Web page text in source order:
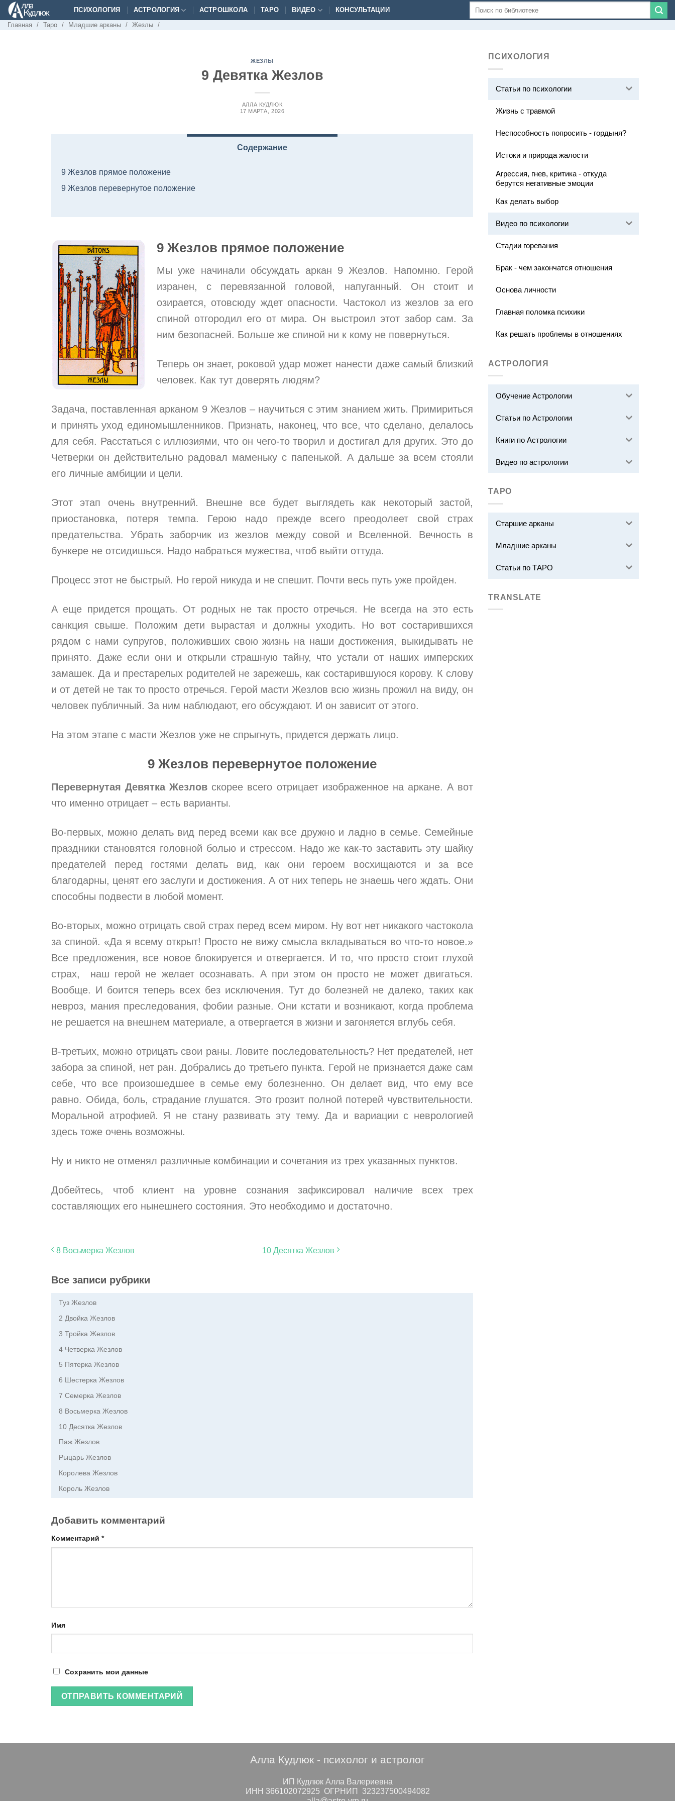
Skip
to
ПСИХОЛОГИЯ АСТРОЛОГИЯ АСТРОШКОЛА ТАРО ВИДЕО
КОНСУЛЬТАЦИИ
Главная
/ Таро / Младшие арканы / Жезлы /
ЖЕЗЛЫ
9 Девятка Жезлов
АЛЛА КУДЛЮК
17 МАРТА, 2026
Содержание
9 Жезлов прямое положение
9 Жезлов перевернутое положение
9 Жезлов прямое положение
Мы уже начинали обсуждать аркан 9 Жезлов. Напомню. Герой
изранен, с перевязанной головой, напуганный. Он стоит и
озирается, отовсюду ждет опасности. Частокол из жезлов за его
спиной отгородил его от мира. Он выстроил этот забор сам. За
ним безопасней. Больше же спиной ни к кому не повернуться.
Теперь он знает, роковой удар может нанести даже самый близкий
человек. Как тут доверять людям?
Задача, поставленная арканом 9 Жезлов – научиться с этим знанием жить. Примириться
и принять уход единомышленников. Признать, наконец, что все, что сделано, делалось
для себя. Расстаться с иллюзиями, что он чего-то творил и достигал для других. Это до
Четверки он действительно радовал маменьку с папенькой. А дальше за всем стояли
его личные амбиции и цели.
Этот этап очень внутренний. Внешне все будет выглядеть как некоторый застой,
приостановка, потеря темпа. Герою надо прежде всего преодолеет свой страх
предательства. Убрать заборчик из жезлов между совой и Вселенной. Вечность в
бункере не отсидишься. Надо набраться мужества, чтоб выйти оттуда.
Процесс этот не быстрый. Но герой никуда и не спешит. Почти весь путь уже пройден.
А еще придется прощать. От родных не так просто отречься. Не всегда на это есть
санкция свыше. Положим дети вырастая и должны уходить. Но вот состарившихся
рядом с нами супругов, положивших свою жизнь на наши достижения, выкидывать не
принято. Даже если они и открыли страшную тайну, что устали от наших имперских
замашек. Да и престарелых родителей не зарежешь, как состарившуюся корову. К слову
и от детей не так то просто отречься. Герой масти Жезлов всю жизнь прожил на виду, он
человек публичный. За ним наблюдают, его обсуждают. И он зависит от этого.
На этом этапе с масти Жезлов уже не спрыгнуть, придется держать лицо.
9 Жезлов перевернутое положение
Перевернутая Девятка Жезлов скорее всего отрицает изображенное на аркане. А вот
что именно отрицает – есть варианты.
Во-первых, можно делать вид перед всеми как все дружно и ладно в семье. Семейные
праздники становятся головной болью и стрессом. Надо же как-то заставить эту шайку
предателей перед гостями делать вид, как они героем восхищаются и за все
благодарны, ценят его заслуги и достижения. А от них теперь не знаешь чего ждать. Они
способны подвести в любой момент.
Во-вторых, можно отрицать свой страх перед всем миром. Ну вот нет никакого частокола
за спиной. «Да я всему открыт! Просто не вижу смысла вкладываться во что-то новое.»
Все предложения, все новое блокируется и отвергается. И то, что просто стоит глухой
страх, наш герой не желает осознавать. А при этом он просто не может двигаться.
Вообще. И боится теперь всех без исключения. Тут до болезней не далеко, таких как
невроз, мания преследования, фобии разные. Они кстати и возникают, когда проблема
не решается на внешнем материале, а отвергается в жизни и загоняется вглубь себя.
В-третьих, можно отрицать свои раны. Ловите последовательность? Нет предателей, нет
забора за спиной, нет ран. Добрались до третьего пункта. Герой не признается даже сам
себе, что все произошедшее в семье ему болезненно. Он делает вид, что ему все
равно. Обида, боль, страдание глушатся. Это грозит полной потерей чувствительности.
Моральной атрофией. Я не стану развивать эту тему. Да и вариации с неврологией
здесь тоже очень возможны.
Ну и никто не отменял различные комбинации и сочетания из трех указанных пунктов.
Добейтесь, чтоб клиент на уровне сознания зафиксировал наличие всех трех
составляющих его нынешнего состояния. Это необходимо и достаточно.
8 Восьмерка Жезлов 10 Десятка Жезлов
Все записи рубрики
Туз Жезлов
2 Двойка Жезлов
3 Тройка Жезлов
4 Четверка Жезлов
5 Пятерка Жезлов
6 Шестерка Жезлов
7 Семерка Жезлов
8 Восьмерка Жезлов
10 Десятка Жезлов
Паж Жезлов
Рыцарь Жезлов
Королева Жезлов
Король Жезлов
Добавить комментарий
Комментарий *
Имя
Сохранить мои данные
ПСИХОЛОГИЯ
Статьи по психологии
Жизнь с травмой
Неспособность попросить - гордыня?
Истоки и природа жалости
Агрессия, гнев, критика - откуда
берутся негативные эмоции
Как делать выбор
Видео по психологии
Стадии горевания
Брак - чем закончатся отношения
Основа личности
Главная поломка психики
Как решать проблемы в отношениях
АСТРОЛОГИЯ
Обучение Астрологии
Статьи по Астрологии
Книги по Астрологии
Видео по астрологии
ТАРО
Старшие арканы
Младшие арканы
Статьи по ТАРО
TRANSLATE
Алла Кудлюк - психолог и астролог
ИП Кудлюк Алла Валериевна
ИНН 366102072925 ОГРНИП 323237500494082